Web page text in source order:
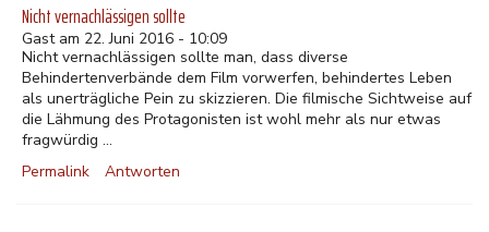
Nicht vernachlässigen sollte
Gast am 22. Juni 2016 - 10:09
Nicht vernachlässigen sollte man, dass diverse
Behindertenverbände dem Film vorwerfen, behindertes Leben
als unerträgliche Pein zu skizzieren. Die filmische Sichtweise auf
die Lähmung des Protagonisten ist wohl mehr als nur etwas
fragwürdig ...
Permalink
Antworten